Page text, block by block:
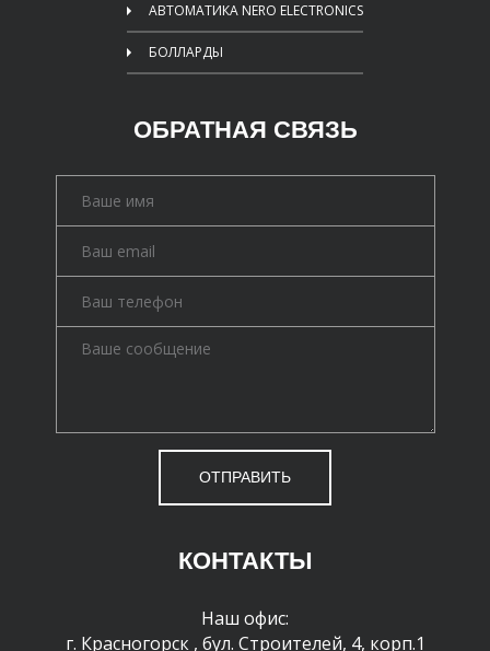
АВТОМАТИКА NERO ELECTRONICS
БОЛЛАРДЫ
ОБРАТНАЯ СВЯЗЬ
ОТПРАВИТЬ
КОНТАКТЫ
Наш офис:
г. Красногорск, бул. Строителей, 4, корп.1